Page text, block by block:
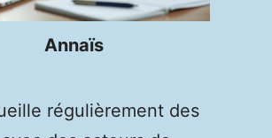
Annaïs
régulièrement des